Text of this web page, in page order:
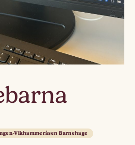
Vikhammeråsen Barnehage